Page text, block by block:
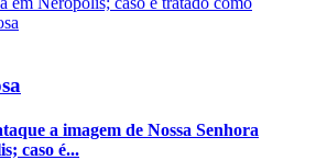
a imagem de Nossa Senhora
caso é...